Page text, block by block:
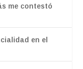
me contestó
en el